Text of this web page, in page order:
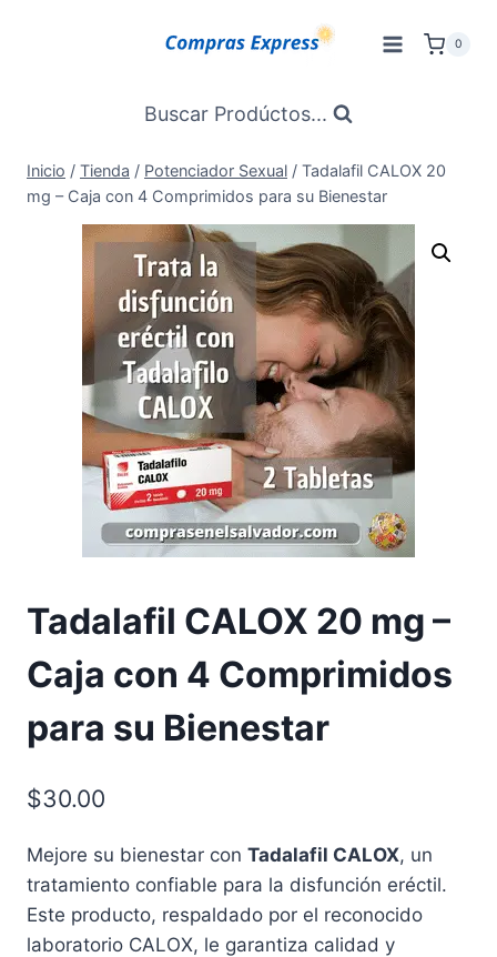
0
Buscar Prodúctos...
Inicio / Tienda / Potenciador Sexual / Tadalafil CALOX 20
mg – Caja con 4 Comprimidos para su Bienestar
Tadalafil CALOX 20 mg –
Caja con 4 Comprimidos
para su Bienestar
$30.00
Mejore su bienestar con Tadalafil CALOX, un
tratamiento confiable para la disfunción eréctil.
Este producto, respaldado por el reconocido
laboratorio CALOX, le garantiza calidad y